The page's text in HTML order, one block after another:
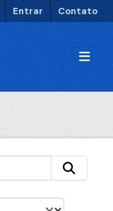
Entrar Contato